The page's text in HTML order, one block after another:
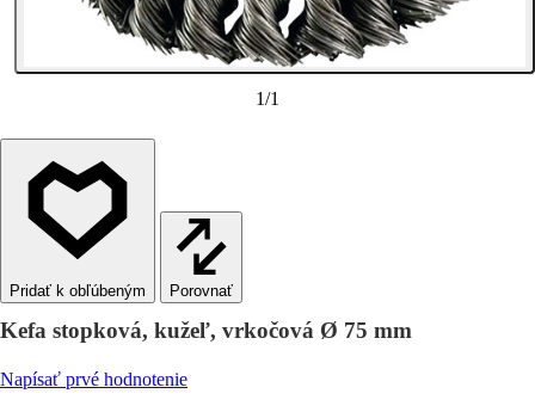
1/1
Porovnať
Kefa stopková, kužeľ, vrkočová Ø 75 mm
Napísať prvé hodnotenie